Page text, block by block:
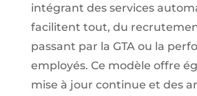
intégrant des services
facilitent tout, du
passant par la GTA ou la
employés. Ce modèle offre
mise à jour continue et des